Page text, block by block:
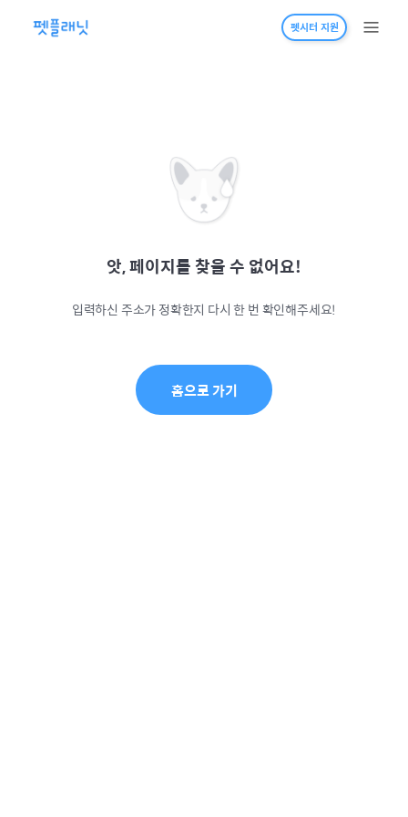
펫시터 지원
앗, 페이지를 찾을 수 없어요!
입력하신 주소가 정확한지 다시 한 번 확인해주세요!
홈으로 가기